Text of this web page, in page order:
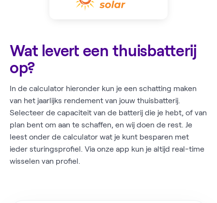
Wat levert een thuisbatterij
op?
In de calculator hieronder kun je een schatting maken
van het jaarlijks rendement van jouw thuisbatterij.
Selecteer de capaciteit van de batterij die je hebt, of van
plan bent om aan te schaffen, en wij doen de rest. Je
leest onder de calculator wat je kunt besparen met
ieder sturingsprofiel. Via onze app kun je altijd real-time
wisselen van profiel.